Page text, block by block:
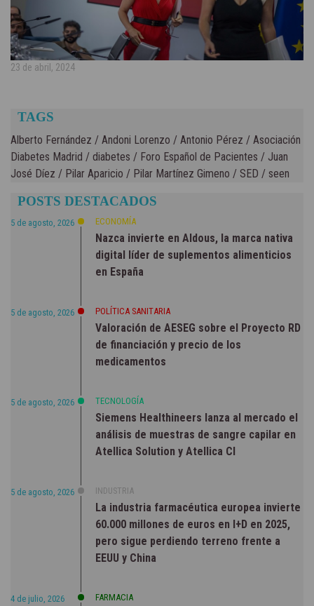
23 de abril, 2024
TAGS
Alberto Fernández / Andoni Lorenzo / Antonio Pérez / Asociación
Diabetes Madrid / diabetes / Foro Español de Pacientes / Juan
José Díez / Pilar Aparicio / Pilar Martínez Gimeno / SED / seen
POSTS DESTACADOS
5 de agosto, 2026 ECONOMÍA
Nazca invierte en Aldous, la marca nativa
digital líder de suplementos alimenticios
en España
5 de agosto, 2026 POLÍTICA SANITARIA
Valoración de AESEG sobre el Proyecto RD
de financiación y precio de los
medicamentos
5 de agosto, 2026 TECNOLOGÍA
Siemens Healthineers lanza al mercado el
análisis de muestras de sangre capilar en
Atellica Solution y Atellica CI
5 de agosto, 2026 INDUSTRIA
La industria farmacéutica europea invierte
60.000 millones de euros en I+D en 2025,
pero sigue perdiendo terreno frente a
EEUU y China
4 de julio, 2026 FARMACIA